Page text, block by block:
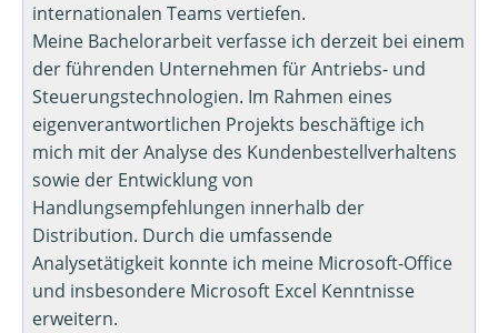
internationalen Teams vertiefen.
Meine Bachelorarbeit verfasse ich derzeit bei einem
der führenden Unternehmen für Antriebs- und
Steuerungstechnologien. Im Rahmen eines
eigenverantwortlichen Projekts beschäftige ich
mich mit der Analyse des Kundenbestellverhaltens
sowie der Entwicklung von
Handlungsempfehlungen innerhalb der
Distribution. Durch die umfassende
Analysetätigkeit konnte ich meine Microsoft-Office
und insbesondere Microsoft Excel Kenntnisse
erweitern.